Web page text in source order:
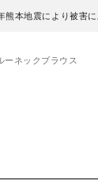
熊本地震により被害
ネックブラウス